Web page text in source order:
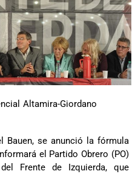
Altamira-Giordano
Bauen, se anunció la fórmula
el Partido Obrero (PO)
Frente de Izquierda, que